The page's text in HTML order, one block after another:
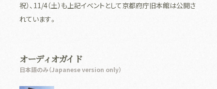
祝）、 11/4（土）も上記イベントとして京都府庁旧本館は公開さ
れています。
オーディオガイド
日本語のみ（Japanese version only）